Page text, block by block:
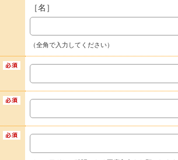
［名］
（全角で入力してください）